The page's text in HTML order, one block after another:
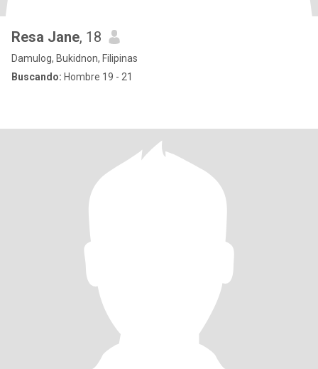
Resa Jane, 18
Damulog, Bukidnon, Filipinas
Buscando: Hombre 19 - 21